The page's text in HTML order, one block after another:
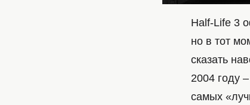
Half-Life 3
но в тот
сказать
2004 году
самых